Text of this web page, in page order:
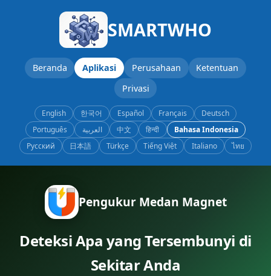
SMARTWHO
Beranda Aplikasi Perusahaan
Ketentuan
Privasi
English 한국어 Español Français
Deutsch
Português
العربية 中文 हिन्दी
Bahasa Indonesia
Русский
日本語 Türkçe Tiếng Việt Italiano ไทย
Pengukur Medan Magnet
Deteksi Apa yang Tersembunyi di
Sekitar Anda